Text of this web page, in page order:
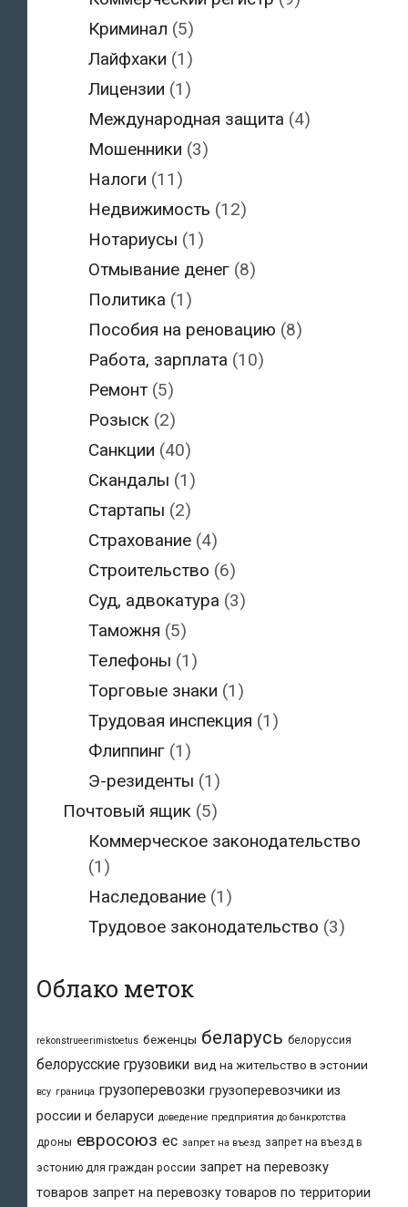
Криминал (5)
Лайфхаки (1)
Лицензии (1)
Международная защита (4)
Мошенники (3)
Налоги (11)
Недвижимость (12)
Нотариусы (1)
Отмывание денег (8)
Политика (1)
Пособия на реновацию (8)
Работа, зарплата (10)
Ремонт (5)
Розыск (2)
Санкции (40)
Скандалы (1)
Стартапы (2)
Страхование (4)
Строительство (6)
Суд, адвокатура (3)
Таможня (5)
Телефоны (1)
Торговые знаки (1)
Трудовая инспекция (1)
Флиппинг (1)
Э-резиденты (1)
Почтовый ящик(5)
Коммерческое законодательство
(1)
Наследование (1)
Трудовое законодательство (3)
Облако меток
rekonstrueerimistoetus беженцы беларусь белоруссия
белорусские грузовики вид на жительство в эстонии
всу граница грузоперевозки грузоперевозчики из
россии и беларуси доведение предприятия до банкротства
дроны евросоюз ес запрет на въезд запрет на въезд в
эстонию для граждан россии запрет на перевозку
товаров запрет на перевозку товаров по территории